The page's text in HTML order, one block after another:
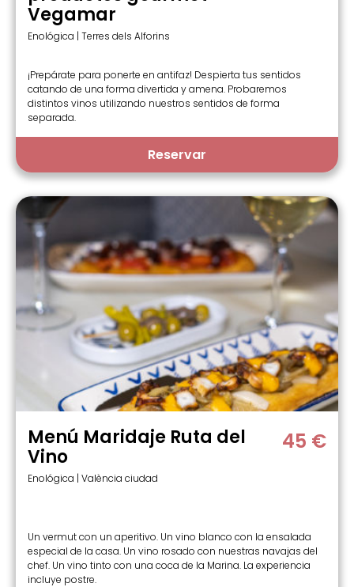
Vegamar
Enológica | Terres dels Alforins
¡Prepárate para ponerte en antifaz! Despierta tus sentidos
catando de una forma divertida y amena. Probaremos
distintos vinos utilizando nuestros sentidos de forma
separada.
Reservar
Menú Maridaje Ruta del
Vino
Enológica | València ciudad
45 €
Un vermut con un aperitivo. Un vino blanco con la ensalada
especial de la casa. Un vino rosado con nuestras navajas del
chef. Un vino tinto con una coca de la Marina. La experiencia
incluye postre.